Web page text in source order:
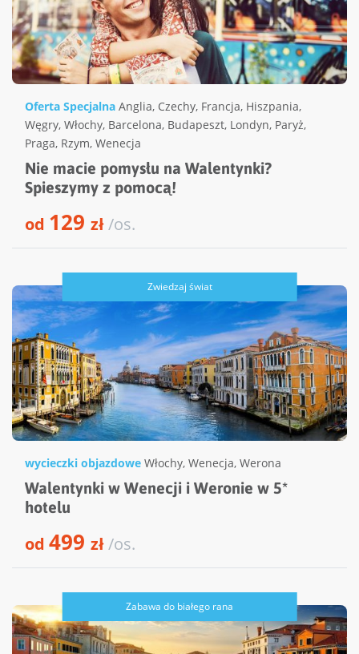
Oferta Specjalna Anglia, Czechy, Francja, Hiszpania,
Węgry, Włochy, Barcelona, Budapeszt, Londyn, Paryż,
Praga, Rzym, Wenecja
Nie macie pomysłu na Walentynki?
Spieszymy z pomocą!
od 129 zł/os.
Zwiedzaj świat
wycieczki objazdowe Włochy, Wenecja, Werona
Walentynki w Wenecji i Weronie w 5*
hotelu
od 499 zł/os.
Zabawa do białego rana